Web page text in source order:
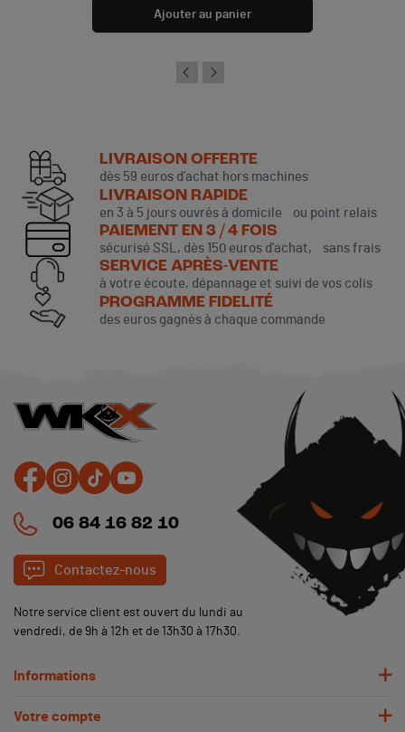
Ajouter au panier
LIVRAISON OFFERTE
dès 59 euros d’achat hors machines
LIVRAISON RAPIDE
en 3 à 5 jours ouvrés à domicile ou point relais
PAIEMENT EN 3 / 4 FOIS
sécurisé SSL, dès 150 euros d’achat, sans frais
SERVICE APRÈS-VENTE
à votre écoute, dépannage et suivi de vos colis
PROGRAMME FIDELITÉ
des euros gagnés à chaque commande
06 84 16 82 10
Contactez-nous
Notre service client est ouvert du lundi au
vendredi, de 9h à 12h et de 13h30 à 17h30.
Informations
Votre compte